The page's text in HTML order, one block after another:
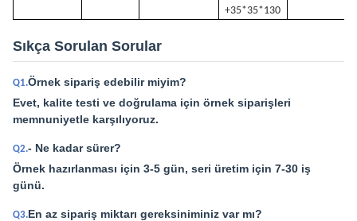
+35*35*130
Sıkça Sorulan Sorular
Q1.Örnek sipariş edebilir miyim?
Evet, kalite testi ve doğrulama için örnek siparişleri
memnuniyetle karşılıyoruz.
Q2.- Ne kadar sürer?
Örnek hazırlanması için 3-5 gün, seri üretim için 7-30 iş
günü.
Q3.En az sipariş miktarı gereksiniminiz var mı?